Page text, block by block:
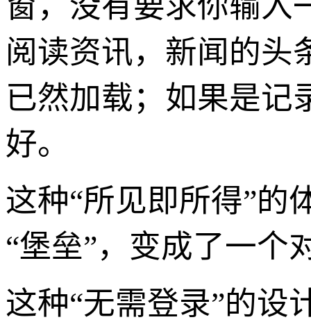
阅读资讯，新闻的头
已然加载；如果是记
好。
这种“所见即所得”的
“堡垒”，变成了一个
这种“无需登录”的设